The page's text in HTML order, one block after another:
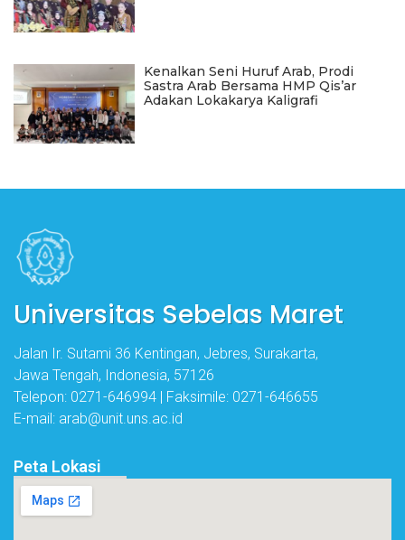
Kenalkan Seni Huruf Arab, Prodi
Sastra Arab Bersama HMP Qis’ar
Adakan Lokakarya Kaligrafi
Universitas Sebelas Maret
Jalan Ir. Sutami 36 Kentingan, Jebres, Surakarta,
Jawa Tengah, Indonesia, 57126
Telepon: 0271-646994 | Faksimile: 0271-646655
E-mail: arab@unit.uns.ac.id
Peta Lokasi